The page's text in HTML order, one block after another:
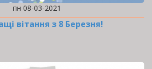
пн 08-03-2021
вітання з 8 Березня!